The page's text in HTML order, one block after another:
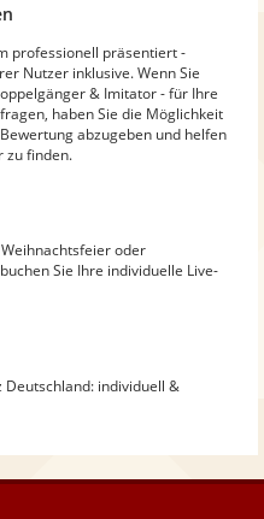
professionell präsentiert -
Nutzer inklusive. Wenn Sie
& Imitator - für Ihre
haben Sie die Möglichkeit
abzugeben und helfen
zu finden.
oder
Sie Ihre individuelle Live-
individuell &